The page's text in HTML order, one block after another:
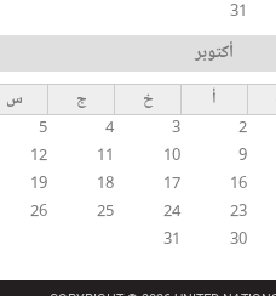
31
أكتوبر
أ خ ج
س
2
3
4
5
9
10
11
12
16
17
18
19
23
24
25
26
30
31